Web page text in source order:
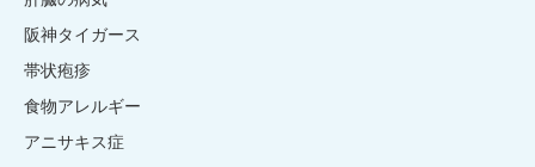
阪神タイガース
帯状疱疹
食物アレルギー
アニサキス症